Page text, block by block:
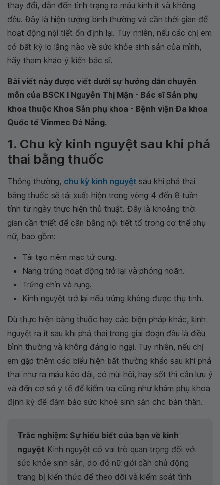
thay đổi, dẫn đến tình trạng ra máu kinh ít và không
đều. Đây là hiện tượng bình thường và cần thời gian để
hoạt động nội tiết ổn định lại. Tuy nhiên, nếu các chị em
có bất kỳ lo lắng nào về sức khỏe sinh sản của mình,
hãy tham khảo ý kiến bác sĩ.
Bài viết này được viết dưới sự hướng dẫn chuyên
môn của BSCK I Nguyễn Thị Mận - Bác sĩ Sản phụ
khoa thuộc Khoa Sản phụ khoa - Bệnh viện Đa khoa
Quốc tế Vinmec Đà Nẵng.
1. Chu kỳ kinh nguyệt sau khi phá
thai bằng thuốc
Thông thường, chu kỳ kinh nguyệt sau khi phá thai
bằng thuốc sẽ tái xuất hiện trong vòng 4 đến 8 tuần
tính từ ngày thực hiện thủ thuật. Đây là khoảng thời
gian cần thiết để cân bằng nội tiết tố trong cơ thể phụ
nữ, bao gồm:
Tái tạo niêm mạc tử cung.
Nang trứng hoạt động trở lại và phóng noãn.
Trứng chín và rụng.
Kinh nguyệt trở lại nếu trứng không được thụ tinh.
Dù thực hiện bằng thuốc hay các biện pháp khác, kinh
nguyệt ra ít sau khi phá thai trong giai đoạn đầu là điều
bình thường và không đáng lo ngại. Tuy nhiên, nếu chị
em gặp thêm các biểu hiện bất thường khác sau khi phá
thai như ra máu kéo dài, có mùi hôi, hay sốt thì cần lưu ý
và đến cơ sở y tế để kiểm tra cũng như khám phụ khoa
định kỳ để đảm bảo sức khoẻ sinh sản cho bản thân.
Trắc nghiệm: Sự hiểu biết của bạn về kinh
nguyệt Kinh nguyệt có vai trò quan trọng đối với
sức khỏe sinh sản, do đó nữ giới cần chủ động
trang bị kiến thức để theo dõi và kiểm soát tình